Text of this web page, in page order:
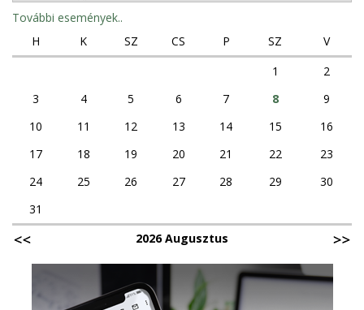
További események..
H
K SZ CS P SZ
V
1
2
3
4 5 6 7 8
9
10
11 12 13 14 15
16
17
18 19 20 21 22
23
24
25 26 27 28 29
30
31
2026 Augusztus